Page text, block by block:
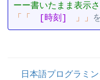
「「
[時刻] 」」 を
日本語プログラミ